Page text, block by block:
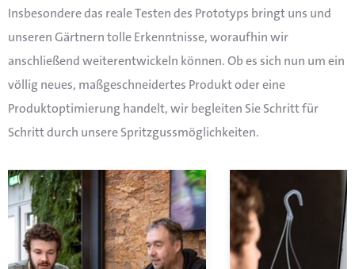
Insbesondere das reale Testen des Prototyps bringt uns und
unseren Gärtnern tolle Erkenntnisse, woraufhin wir
anschließend weiterentwickeln können. Ob es sich nun um ein
völlig neues, maßgeschneidertes Produkt oder eine
Produktoptimierung handelt, wir begleiten Sie Schritt für
Schritt durch unsere Spritzgussmöglichkeiten.